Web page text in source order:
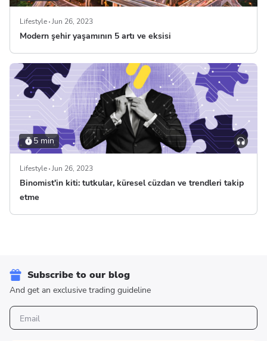
Lifestyle Jun 26, 2023
Modern şehir yaşamının 5 artı ve eksisi
5 min
Lifestyle Jun 26, 2023
Binomist'in kiti: tutkular, küresel cüzdan ve trendleri takip
etme
Subscribe to our blog
And get an exclusive trading guideline